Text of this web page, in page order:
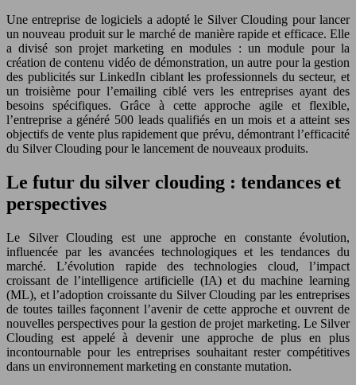
Une entreprise de logiciels a adopté le Silver Clouding pour lancer
un nouveau produit sur le marché de manière rapide et efficace. Elle
a divisé son projet marketing en modules : un module pour la
création de contenu vidéo de démonstration, un autre pour la gestion
des publicités sur LinkedIn ciblant les professionnels du secteur, et
un troisième pour l’emailing ciblé vers les entreprises ayant des
besoins spécifiques. Grâce à cette approche agile et flexible,
l’entreprise a généré 500 leads qualifiés en un mois et a atteint ses
objectifs de vente plus rapidement que prévu, démontrant l’efficacité
du Silver Clouding pour le lancement de nouveaux produits.
Le futur du silver clouding : tendances et
perspectives
Le Silver Clouding est une approche en constante évolution,
influencée par les avancées technologiques et les tendances du
marché. L’évolution rapide des technologies cloud, l’impact
croissant de l’intelligence artificielle (IA) et du machine learning
(ML), et l’adoption croissante du Silver Clouding par les entreprises
de toutes tailles façonnent l’avenir de cette approche et ouvrent de
nouvelles perspectives pour la gestion de projet marketing. Le Silver
Clouding est appelé à devenir une approche de plus en plus
incontournable pour les entreprises souhaitant rester compétitives
dans un environnement marketing en constante mutation.